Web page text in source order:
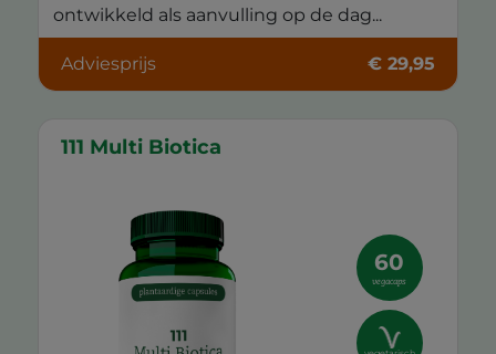
ontwikkeld als aanvulling op de dag...
Adviesprijs € 29,95
111 Multi Biotica
60
vegacaps